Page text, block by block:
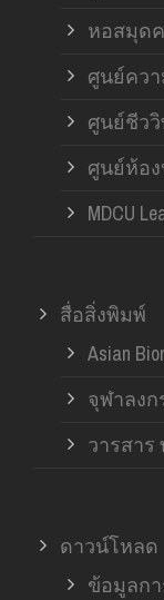
หอสมุด
ศูนย์คว
ศูนย์ชีววิ
ศูนย์ห้อ
MDCU
สื่อสิ่งพิมพ์
Asian
จุฬาลง
วารสาร
ดาวน์โหลด
ข้อมูลก